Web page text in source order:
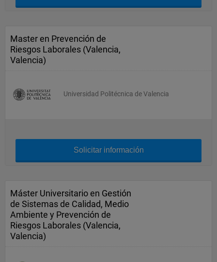
Master en Prevención de
Riesgos Laborales (Valencia,
Valencia)
Universidad Politécnica de Valencia
Solicitar información
Máster Universitario en Gestión
de Sistemas de Calidad, Medio
Ambiente y Prevención de
Riesgos Laborales (Valencia,
Valencia)